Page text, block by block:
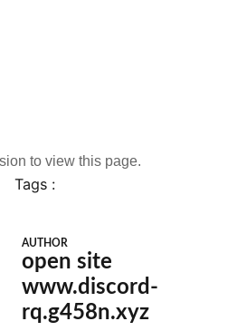
to view this page.
Tags :
AUTHOR
open site
www.discord-
rq.g458n.xyz